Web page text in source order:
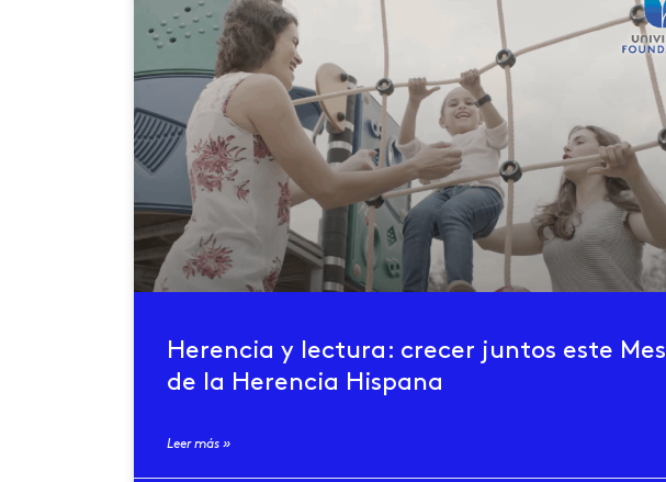
Herencia y lectura: crecer juntos este Mes
de la Herencia Hispana
Leer más »